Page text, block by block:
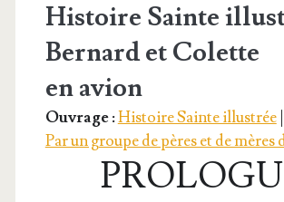
Histoire Sainte
Bernard et Colette
en avion
Ouvrage :Histoire Sainte illustrée|
Par un groupe de pères et de mères